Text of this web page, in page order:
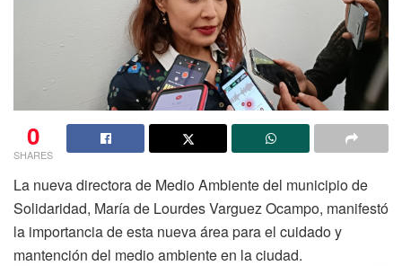
0
SHARES
La nueva directora de Medio Ambiente del municipio de
Solidaridad, María de Lourdes Varguez Ocampo, manifestó
la importancia de esta nueva área para el cuidado y
mantención del medio ambiente en la ciudad.